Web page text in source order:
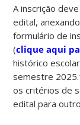
A inscrição
edital,
formulário de
(clique aqui
histórico
semestre
os critérios de
edital para